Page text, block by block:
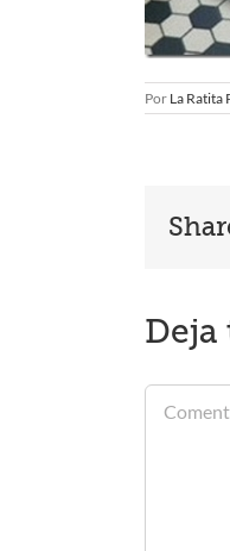
Por La Ratita
Comentar